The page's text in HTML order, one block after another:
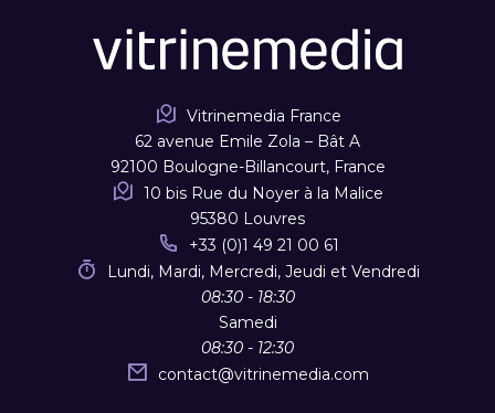
Vitrinemedia France
62 avenue Emile Zola – Bât A
92100 Boulogne-Billancourt, France
10 bis Rue du Noyer à la Malice
95380 Louvres
+33 (0)1 49 21 00 61
Lundi, Mardi, Mercredi, Jeudi et Vendredi
08:30 - 18:30
Samedi
08:30 - 12:30
contact@vitrinemedia.com